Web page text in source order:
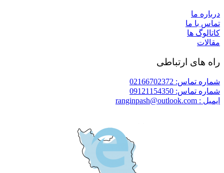
درباره ما
تماس با ما
کاتالوگ ها
مقالات
راه های ارتباطی
شماره تماس: 02166702372
شماره تماس: 09121154350
ایمیل : ranginpash@outlook.com